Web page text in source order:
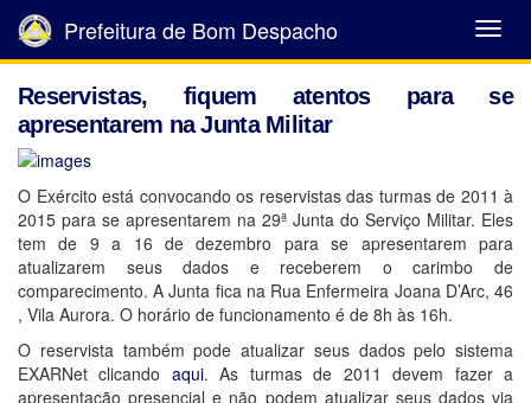
Abrir
Menu
Prefeitura de Bom Despacho
Reservistas, fiquem atentos para se
apresentarem na Junta Militar
O Exército está convocando os reservistas das turmas de 2011 à
2015 para se apresentarem na 29ª Junta do Serviço Militar. Eles
tem de 9 a 16 de dezembro para se apresentarem para
atualizarem seus dados e receberem o carimbo de
comparecimento. A Junta fica na Rua Enfermeira Joana D’Arc, 46
, Vila Aurora. O horário de funcionamento é de 8h às 16h.
O reservista também pode atualizar seus dados pelo sistema
EXARNet clicando aqui. As turmas de 2011 devem fazer a
apresentação presencial e não podem atualizar seus dados via